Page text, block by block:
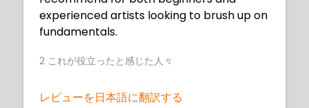
experienced artists looking to brush up on
fundamentals.
2 これが役立ったと感じた人々
レビューを日本語に翻訳する